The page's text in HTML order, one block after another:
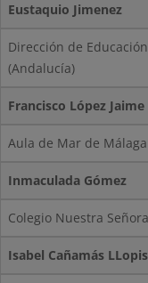
Eustaquio Jimenez
Dirección de
(Andalucía)
Francisco López Jaime
Aula de Mar de
Inmaculada Gómez
Colegio Nuestra
Isabel Cañamás LLopis